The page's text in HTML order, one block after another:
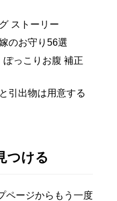
ストーリー
のお守り56選
っこりお腹 補正
引出物は用意する
つける
ページからもう一度